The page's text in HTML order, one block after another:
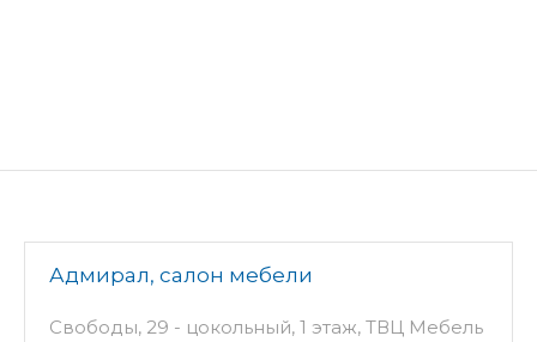
Адмирал, салон мебели
Свободы, 29 - цокольный, 1 этаж, ТВЦ Мебель